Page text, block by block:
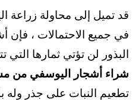
قد تميل إلى محاولة زراعة
في جميع الاحتمالات ، فإن
البذور لن تؤتي ثمارها التي
شراء أشجار اليوسفي من
تطعيم النبات على جذر وله